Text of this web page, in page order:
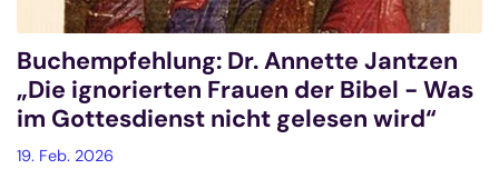
Buchempfehlung: Dr. Annette Jantzen
„Die ignorierten Frauen der Bibel - Was
im Gottesdienst nicht gelesen wird“
19. Feb. 2026